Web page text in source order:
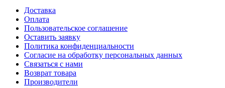
Доставка
Оплата
Пользовательское соглашение
Оставить заявку
Политика конфиденциальности
Согласие на обработку персональных данных
Связаться с нами
Возврат товара
Производители